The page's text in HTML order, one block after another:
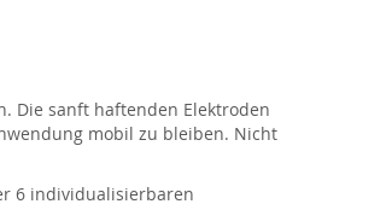
Die sanft haftenden Elektroden
mobil zu bleiben. Nicht
6 individualisierbaren